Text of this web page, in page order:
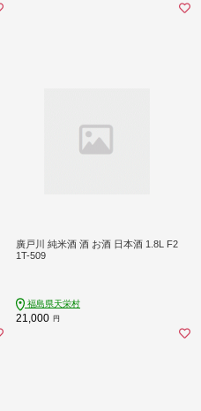
廣戸川 純米酒 酒 お酒 日本酒 1.8L F2
1T-509
福島県天栄村
21,000 円